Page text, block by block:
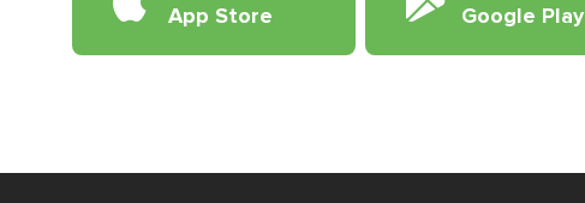
App Store
Google Play